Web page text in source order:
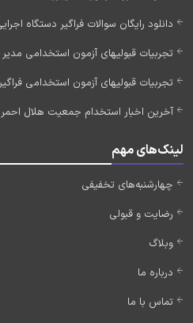
دانلود رایگان سوالات فراگیر دستگاه
تجربیات قبولیهای آزمون استخدامی
تجربیات قبولیهای آزمون استخدامی فراگیر
آخرین اخبار استخدام جمعیت هلال احمر 1405 (به زودی)
لینک‌های مهم
چهارشنبه‌های تخفیفی
رضایت و قبولی
وبلاگ
درباره ما
تماس با ما